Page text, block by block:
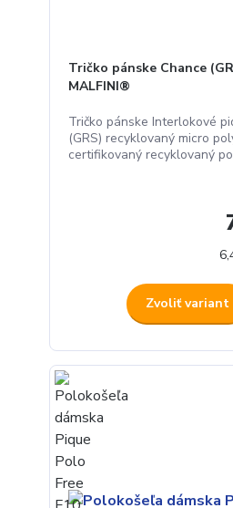
Tričko pánske Chance
MALFINI®
Tričko pánske Interlokové
(GRS) recyklovaný micro
certifikovaný recyklovaný
Zvoliť variant